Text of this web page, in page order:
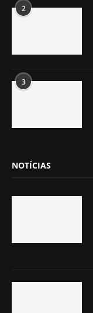
2
3
NOTÍCIAS